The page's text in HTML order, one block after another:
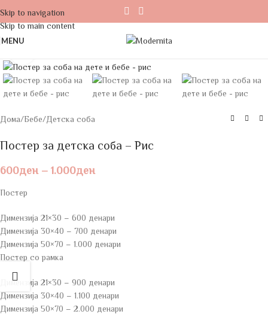
Skip to navigation
Skip to main content
MENU
Дома/Бебе/Детска соба
Постер за детска соба – Рис
600ден – 1.000ден
Постер
Димензија 21×30 – 600 денари
Димензија 30×40 – 700 денари
Димензија 50×70 – 1.000 денари
Постер со рамка
Димензија 21×30 – 900 денари
Димензија 30×40 – 1.100 денари
Димензија 50×70 – 2.000 денари